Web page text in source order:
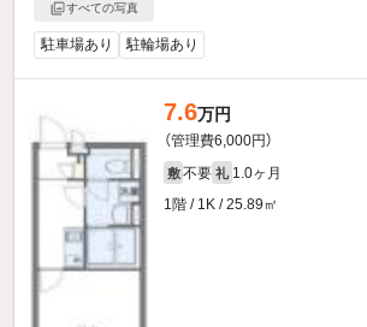
すべての写真
駐車場あり 駐輪場あり
7.6万円
（管理費6,000円）
敷 不要 礼 1.0ヶ月
1階 / 1K / 25.89㎡